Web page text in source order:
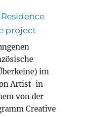
project
im
Artist-in-
von der
Creative